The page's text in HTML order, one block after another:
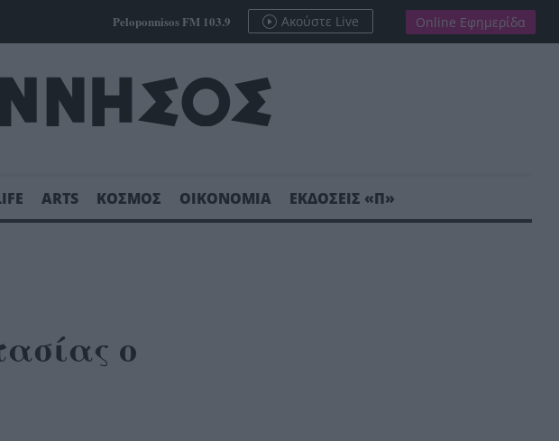
Peloponnisos FM 103.9 Ακούστε Live Online Εφημερίδα
ARTS ΚΟΣΜΟΣ ΟΙΚΟΝΟΜΙΑ ΕΚΔΟΣΕΙΣ «Π»
ο